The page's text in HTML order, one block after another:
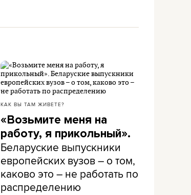
КАК ВЫ ТАМ ЖИВЕТЕ?
«Возьмите меня на
работу, я прикольный».
Беларуские выпускники
европейских вузов – о том,
каково это – не работать по
распределению